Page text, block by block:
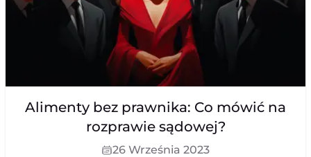
Alimenty bez prawnika: Co mówić na
rozprawie sądowej?
26 Września 2023